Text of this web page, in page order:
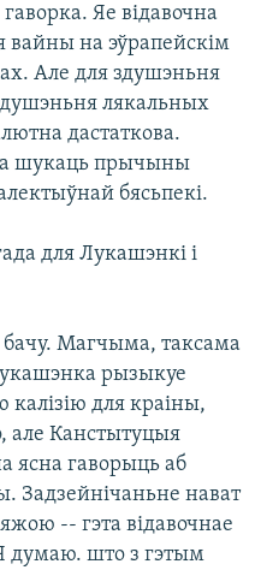
Яе відавочна
вайны на эўрапейскім
Але для здушэньня
лякальных
дастаткова.
шукаць прычыны
бясьпекі.
для Лукашэнкі і
Магчыма, таксама
рызыкуе
для краіны,
але Канстытуцыя
ясна гаворыць аб
Задзейнічаньне нават
-- гэта відавочнае
думаю. што з гэтым